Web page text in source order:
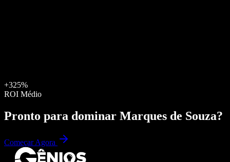
+325%
ROI Médio
Pronto para dominar Marques de Souza?
Começar Agora